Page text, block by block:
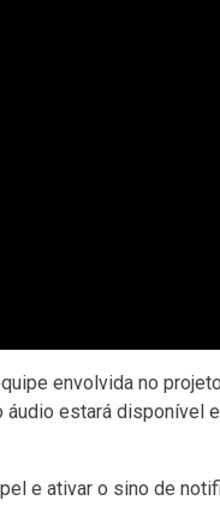
envolvida no
áudio estará
e ativar o sino de